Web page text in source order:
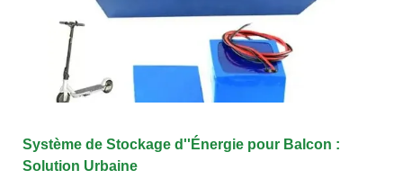
Système de Stockage d''Énergie pour Balcon :
Solution Urbaine